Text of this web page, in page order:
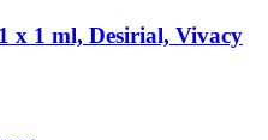
x 1 ml, Desirial, Vivacy